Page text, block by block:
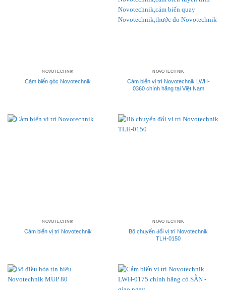
NOVOTECHNIK
Cảm biến góc Novotechnik
NOVOTECHNIK
Cảm biến vị trí Novotechnik LWH-
0360 chính hãng tại Việt Nam
NOVOTECHNIK
Cảm biến vị trí Novotechnik
NOVOTECHNIK
Bộ chuyển đổi vị trí Novotechnik
TLH-0150